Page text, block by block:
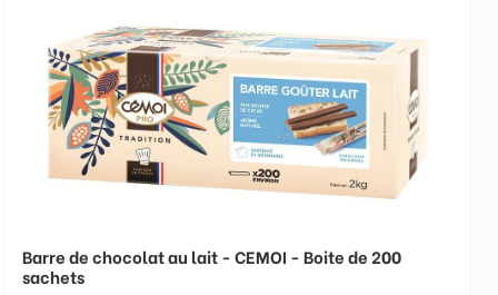
Barre de chocolat au lait - CEMOI - Boite de 200
sachets